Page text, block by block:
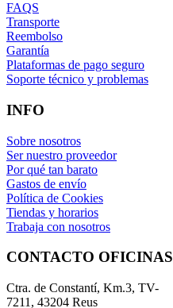
FAQS
Transporte
Reembolso
Garantía
Plataformas de pago seguro
Soporte técnico y problemas
INFO
Sobre nosotros
Ser nuestro proveedor
Por qué tan barato
Gastos de envío
Política de Cookies
Tiendas y horarios
Trabaja con nosotros
CONTACTO OFICINAS
Ctra. de Constantí, Km.3, TV-
7211, 43204 Reus